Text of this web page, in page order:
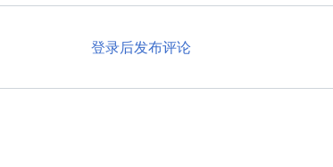
登录后发布评论